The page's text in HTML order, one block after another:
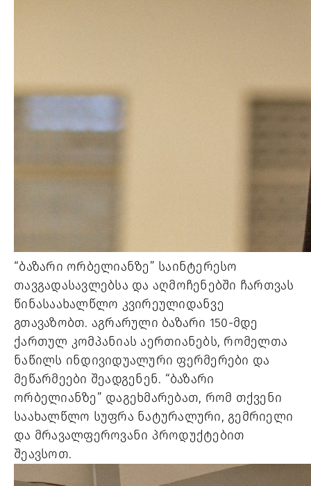
“ბაზარი ორბელიანზე” საინტერესო
თავგადასავლებსა და აღმოჩენებში ჩართვას
წინასაახალწლო კვირეულიდანვე
გთავაზობთ. აგრარული ბაზარი 150-მდე
ქართულ კომპანიას აერთიანებს, რომელთა
ნაწილს ინდივიდუალური ფერმერები და
მეწარმეები შეადგენენ. “ბაზარი
ორბელიანზე” დაგეხმარებათ, რომ თქვენი
საახალწლო სუფრა ნატურალური, გემრიელი
და მრავალფეროვანი პროდუქტებით
შეავსოთ.